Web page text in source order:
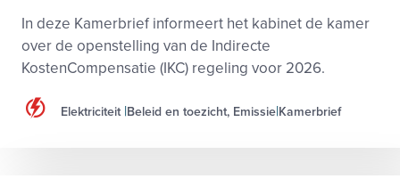
In deze Kamerbrief informeert het kabinet de kamer
over de openstelling van de Indirecte
KostenCompensatie (IKC) regeling voor 2026.
Elektriciteit Beleid en toezicht, Emissie Kamerbrief